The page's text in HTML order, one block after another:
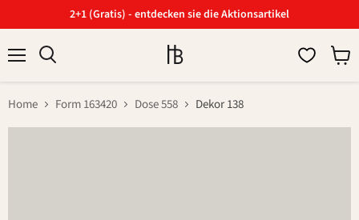
2+1 (Gratis) - entdecken sie die Aktionsartikel
Home Form 163420 Dose 558 Dekor 138